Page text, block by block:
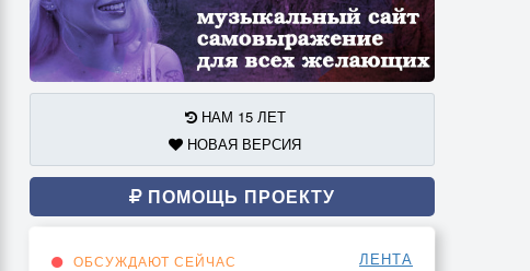
НАМ 15 ЛЕТ
НОВАЯ ВЕРСИЯ
ПОМОЩЬ ПРОЕКТУ
ОБСУЖДАЮТ СЕЙЧАС ЛЕНТА